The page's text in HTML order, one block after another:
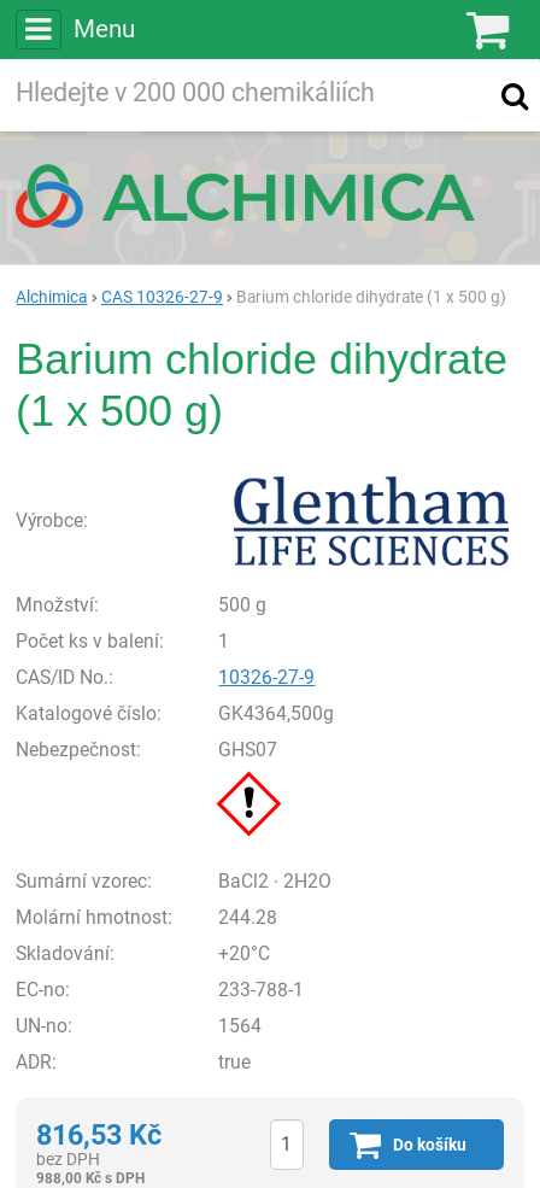
Menu
Vyhledávání
Alchimica CAS 10326-27-9 Barium chloride dihydrate (1 x 500 g)
Barium chloride dihydrate
(1 x 500 g)
Výrobce:
Množství:
500 g
Počet ks v balení:
1
CAS/ID No.:
10326-27-9
Katalogové číslo:
GK4364,500g
Nebezpečnost:
GHS07
Sumární vzorec:
BaCl2 · 2H2O
Molární hmotnost:
244.28
Skladování:
+20°C
EC-no:
233-788-1
UN-no:
1564
ADR:
true
816,53 Kč
bez DPH
988,00Kč s DPH
Do košíku